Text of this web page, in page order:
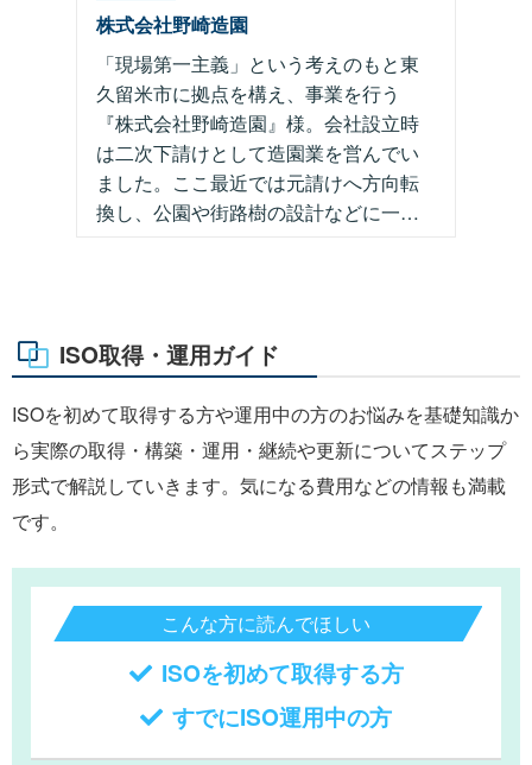
株式会社野崎造園
「現場第一主義」という考えのもと東
久留米市に拠点を構え、事業を行う
『株式会社野崎造園』様。会社設立時
は二次下請けとして造園業を営んでい
ました。ここ最近では元請けへ方向転
換し、公園や街路樹の設計などに一…
ISO取得・運用ガイド
ISOを初めて取得する方や運用中の方のお悩みを基礎知識か
ら実際の取得・構築・運用・継続や更新についてステップ
形式で解説していきます。気になる費用などの情報も満載
です。
こんな方に読んでほしい
ISOを初めて取得する方
すでにISO運用中の方